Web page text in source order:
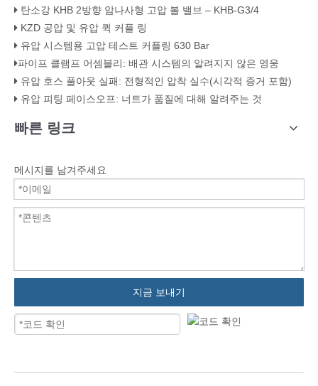
탄소강 KHB 2방향 암나사형 고압 볼 밸브 – KHB-G3/4
KZD 공압 및 유압 퀵 커플 링
유압 시스템용 고압 테스트 커플링 630 Bar
​파이프 클램프 어셈블리: 배관 시스템의 알려지지 않은 영웅​
유압 호스 풀아웃 실패: 전형적인 압착 실수(시각적 증거 포함)
유압 피팅 페이스오프: 너트가 품질에 대해 알려주는 것​​
빠른 링크
메시지를 남겨주세요
지금 보내기